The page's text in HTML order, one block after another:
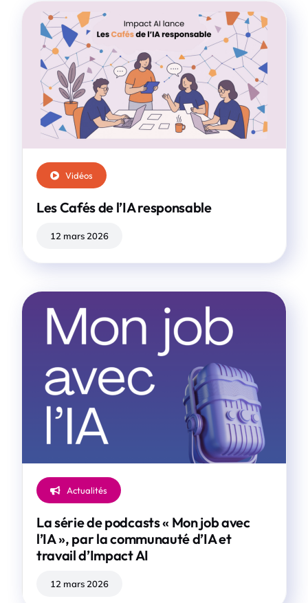
Vidéos
Les Cafés de l’IA responsable
12 mars 2026
Actualités
La série de podcasts « Mon job avec
l’IA », par la communauté d’IA et
travail d’Impact AI
12 mars 2026